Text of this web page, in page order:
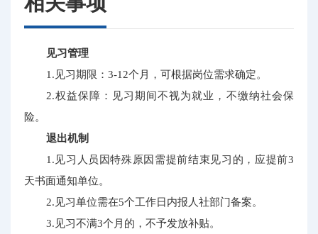
见习管理
1.见习期限：3-12个月，可根据岗位需求确定。
2.权益保障：见习期间不视为就业，不缴纳社会保
险。
退出机制
1.见习人员因特殊原因需提前结束见习的，应提前3
天书面通知单位。
2.见习单位需在5个工作日内报人社部门备案。
3.见习不满3个月的，不予发放补贴。